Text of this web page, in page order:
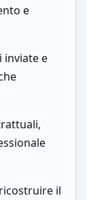
e
inviate e
il